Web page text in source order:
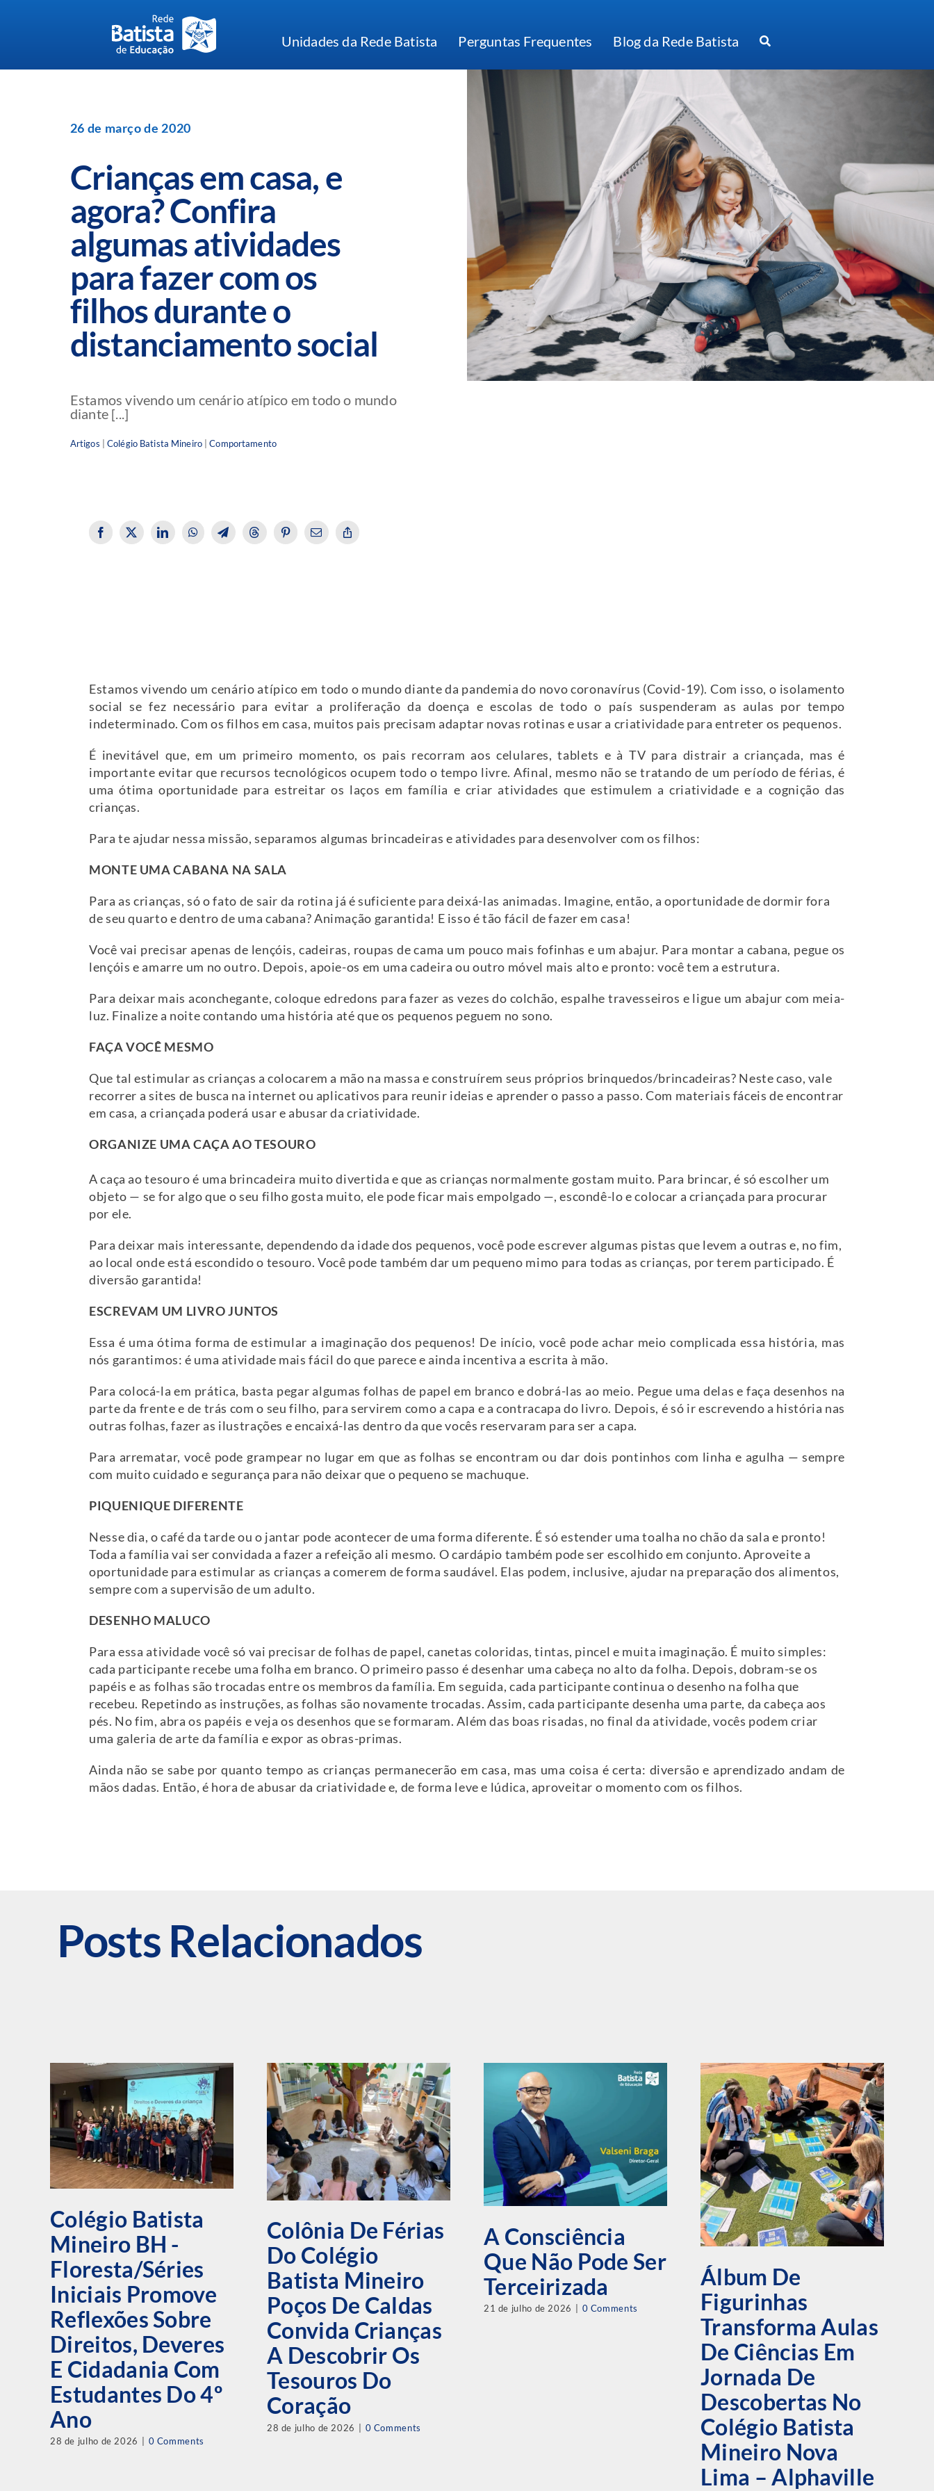
Unidades da Rede Batista Perguntas Frequentes Blog da Rede Batista
26 de março de 2020
Crianças em casa, e
agora? Confira
algumas atividades
para fazer com os
filhos durante o
distanciamento social
Estamos vivendo um cenário atípico em todo o mundo
diante [...]
Artigos |Colégio Batista Mineiro|Comportamento
Estamos vivendo um cenário atípico em todo o mundo diante da pandemia do novo coronavírus (Covid-19). Com isso, o isolamento
social se fez necessário para evitar a proliferação da doença e escolas de todo o país suspenderam as aulas por tempo
indeterminado. Com os filhos em casa, muitos pais precisam adaptar novas rotinas e usar a criatividade para entreter os pequenos.
É inevitável que, em um primeiro momento, os pais recorram aos celulares, tablets e à TV para distrair a criançada, mas é
importante evitar que recursos tecnológicos ocupem todo o tempo livre. Afinal, mesmo não se tratando de um período de férias, é
uma ótima oportunidade para estreitar os laços em família e criar atividades que estimulem a criatividade e a cognição das
crianças.
Para te ajudar nessa missão, separamos algumas brincadeiras e atividades para desenvolver com os filhos:
MONTE UMA CABANA NA SALA
Para as crianças, só o fato de sair da rotina já é suficiente para deixá-las animadas. Imagine, então, a oportunidade de dormir fora
de seu quarto e dentro de uma cabana? Animação garantida! E isso é tão fácil de fazer em casa!
Você vai precisar apenas de lençóis, cadeiras, roupas de cama um pouco mais fofinhas e um abajur. Para montar a cabana, pegue os
lençóis e amarre um no outro. Depois, apoie-os em uma cadeira ou outro móvel mais alto e pronto: você tem a estrutura.
Para deixar mais aconchegante, coloque edredons para fazer as vezes do colchão, espalhe travesseiros e ligue um abajur com meia-
luz. Finalize a noite contando uma história até que os pequenos peguem no sono.
FAÇA VOCÊ MESMO
Que tal estimular as crianças a colocarem a mão na massa e construírem seus próprios brinquedos/brincadeiras? Neste caso, vale
recorrer a sites de busca na internet ou aplicativos para reunir ideias e aprender o passo a passo. Com materiais fáceis de encontrar
em casa, a criançada poderá usar e abusar da criatividade.
ORGANIZE UMA CAÇA AO TESOURO
A caça ao tesouro é uma brincadeira muito divertida e que as crianças normalmente gostam muito. Para brincar, é só escolher um
objeto — se for algo que o seu filho gosta muito, ele pode ficar mais empolgado —, escondê-lo e colocar a criançada para procurar
por ele.
Para deixar mais interessante, dependendo da idade dos pequenos, você pode escrever algumas pistas que levem a outras e, no fim,
ao local onde está escondido o tesouro. Você pode também dar um pequeno mimo para todas as crianças, por terem participado. É
diversão garantida!
ESCREVAM UM LIVRO JUNTOS
Essa é uma ótima forma de estimular a imaginação dos pequenos! De início, você pode achar meio complicada essa história, mas
nós garantimos: é uma atividade mais fácil do que parece e ainda incentiva a escrita à mão.
Para colocá-la em prática, basta pegar algumas folhas de papel em branco e dobrá-las ao meio. Pegue uma delas e faça desenhos na
parte da frente e de trás com o seu filho, para servirem como a capa e a contracapa do livro. Depois, é só ir escrevendo a história nas
outras folhas, fazer as ilustrações e encaixá-las dentro da que vocês reservaram para ser a capa.
Para arrematar, você pode grampear no lugar em que as folhas se encontram ou dar dois pontinhos com linha e agulha — sempre
com muito cuidado e segurança para não deixar que o pequeno se machuque.
PIQUENIQUE DIFERENTE
Nesse dia, o café da tarde ou o jantar pode acontecer de uma forma diferente. É só estender uma toalha no chão da sala e pronto!
Toda a família vai ser convidada a fazer a refeição ali mesmo. O cardápio também pode ser escolhido em conjunto. Aproveite a
oportunidade para estimular as crianças a comerem de forma saudável. Elas podem, inclusive, ajudar na preparação dos alimentos,
sempre com a supervisão de um adulto.
DESENHO MALUCO
Para essa atividade você só vai precisar de folhas de papel, canetas coloridas, tintas, pincel e muita imaginação. É muito simples:
cada participante recebe uma folha em branco. O primeiro passo é desenhar uma cabeça no alto da folha. Depois, dobram-se os
papéis e as folhas são trocadas entre os membros da família. Em seguida, cada participante continua o desenho na folha que
recebeu. Repetindo as instruções, as folhas são novamente trocadas. Assim, cada participante desenha uma parte, da cabeça aos
pés. No fim, abra os papéis e veja os desenhos que se formaram. Além das boas risadas, no final da atividade, vocês podem criar
uma galeria de arte da família e expor as obras-primas.
Ainda não se sabe por quanto tempo as crianças permanecerão em casa, mas uma coisa é certa: diversão e aprendizado andam de
mãos dadas. Então, é hora de abusar da criatividade e, de forma leve e lúdica, aproveitar o momento com os filhos.
Posts Relacionados
Colégio Batista
Mineiro BH -
Floresta/Séries
Iniciais Promove
Reflexões Sobre
Direitos, Deveres
E Cidadania Com
Estudantes Do 4º
Ano
28 de julho de 2026 0 Comments
Colônia De Férias
Do Colégio
Batista Mineiro
Poços De Caldas
Convida Crianças
A Descobrir Os
Tesouros Do
Coração
28 de julho de 2026 0 Comments
A Consciência
Que Não Pode Ser
Terceirizada
21 de julho de 2026 0 Comments
Álbum De
Figurinhas
Transforma Aulas
De Ciências Em
Jornada De
Descobertas No
Colégio Batista
Mineiro Nova
Lima – Alphaville